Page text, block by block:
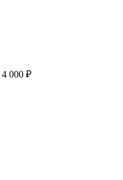
4 000 ₽